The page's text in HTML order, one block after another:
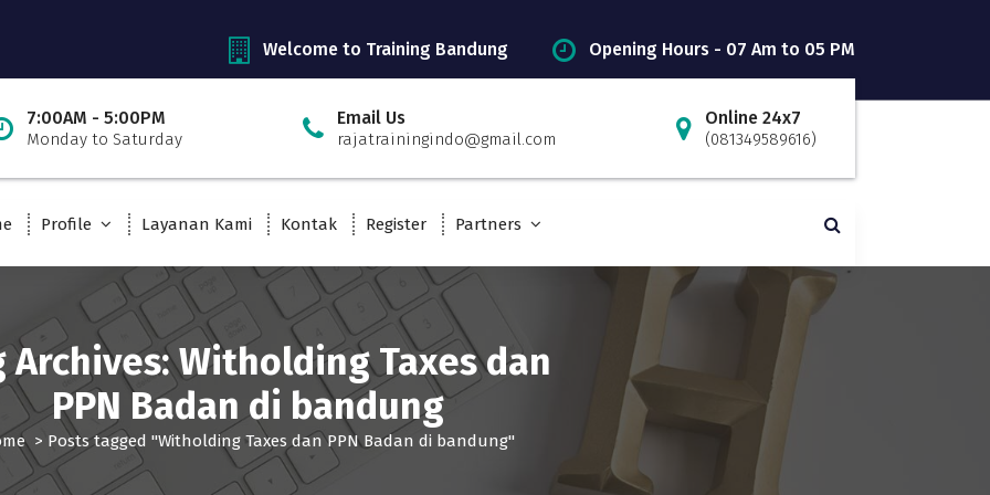
Welcome to Training Bandung Opening Hours - 07 Am to 05 PM
7:00AM - 5:00PM
Monday to Saturday
Email Us
rajatrainingindo@gmail.com
Online 24x7
(081349589616)
Profile Layanan Kami Kontak Register Partners
Archives: Witholding Taxes dan
PPN Badan di bandung
> Posts tagged "Witholding Taxes dan PPN Badan di bandung"